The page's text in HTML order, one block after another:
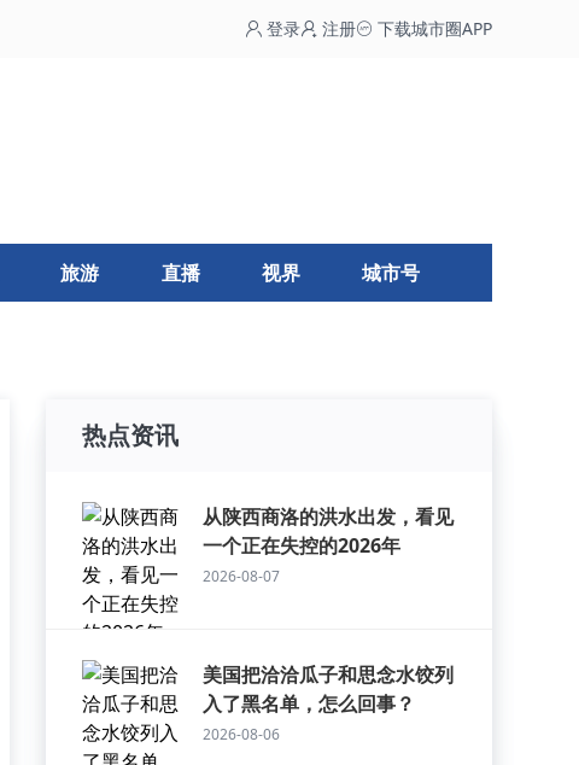
登录 注册 下载城市圈APP
旅游 直播 视界 城市号
热点资讯
从陕西商洛的洪水出发，看见
一个正在失控的2026年
2026-08-07
美国把洽洽瓜子和思念水饺列
入了黑名单，怎么回事？
2026-08-06